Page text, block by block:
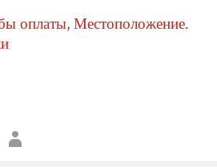
оплаты, Местоположение.